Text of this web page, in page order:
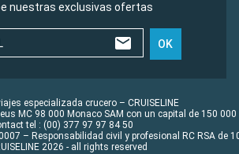
nuestras exclusivas ofertas
OK
especializada crucero – CRUISELINE
MC 98 000 Monaco SAM con un capital de 150 000
tel : (00) 377 97 97 84 50
– Responsabilidad civil y profesional RC RSA de
2026 - all rights reserved